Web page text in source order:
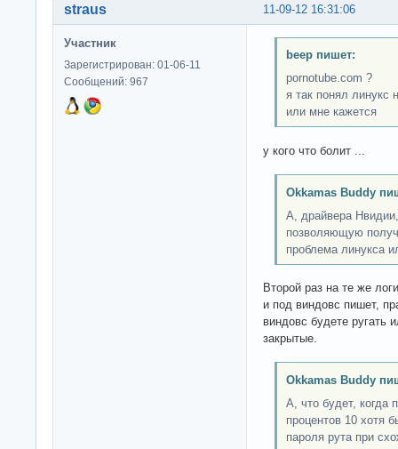
11-09-12 16:31:06
straus
Участник
Зарегистрирован: 01-06-11
Сообщений: 967
beep пишет:
pornotube.com ?
я так понял линукс
или мне кажется
у кого что болит ...
Okkamas Buddy
А, драйвера
позволяющую
проблема линукса
Второй раз на те же
и под виндовс пишет,
виндовс будете ругать
закрытые.
Okkamas Buddy
А, что будет, когда
процентов 10 хотя
пароля рута при